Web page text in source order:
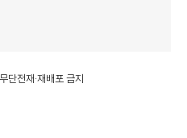
단전재·재배포 금지